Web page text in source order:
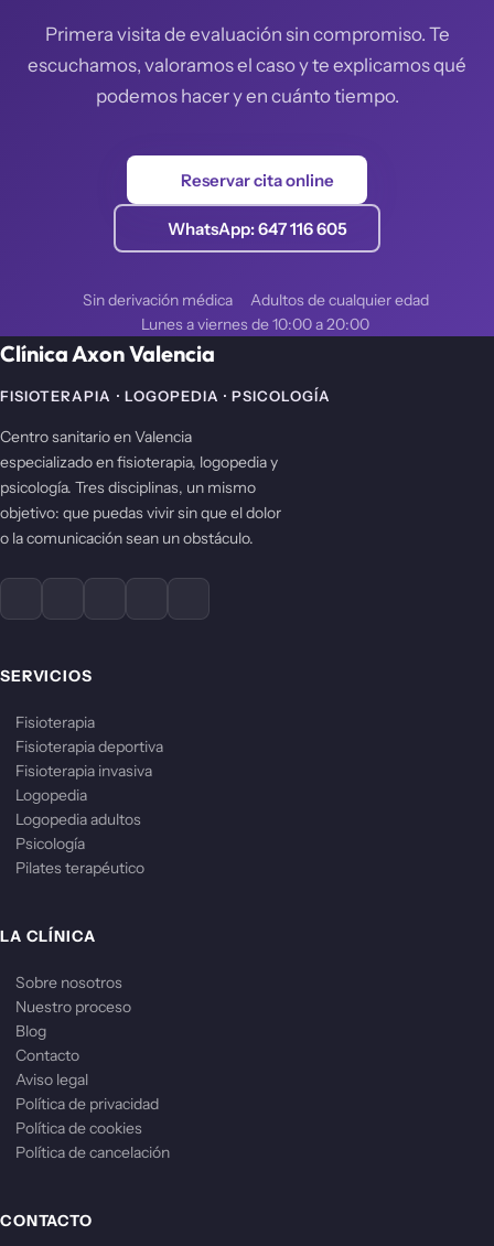
Primera visita de evaluación sin compromiso. Te
escuchamos, valoramos el caso y te explicamos qué
podemos hacer y en cuánto tiempo.
Reservar cita online
WhatsApp: 647 116 605
Sin derivación médica
Adultos de cualquier edad
Lunes a viernes de 10:00 a 20:00
Clínica Axon Valencia
FISIOTERAPIA · LOGOPEDIA · PSICOLOGÍA
Centro sanitario en Valencia
especializado en fisioterapia, logopedia y
psicología. Tres disciplinas, un mismo
objetivo: que puedas vivir sin que el dolor
o la comunicación sean un obstáculo.
SERVICIOS
Fisioterapia
Fisioterapia deportiva
Fisioterapia invasiva
Logopedia
Logopedia adultos
Psicología
Pilates terapéutico
LA CLÍNICA
Sobre nosotros
Nuestro proceso
Blog
Contacto
Aviso legal
Política de privacidad
Política de cookies
Política de cancelación
CONTACTO